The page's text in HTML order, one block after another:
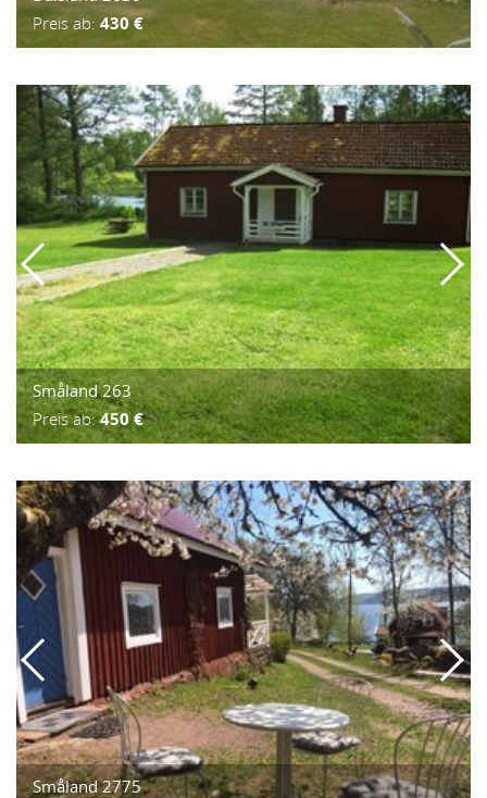
Preis ab: 430 €
Småland 263
Preis ab:450 €
Småland 2775